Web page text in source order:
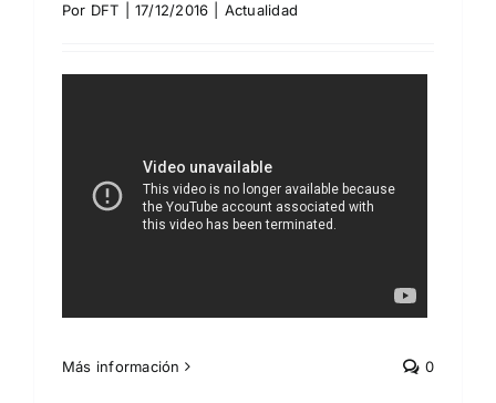
Por DFT 17/12/2016 Actualidad
Más información 0